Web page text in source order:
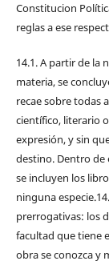
Constitucion
reglas a ese
14.1. A partir de la
materia, se
recae sobre todas
científico, literario
expresión, y sin
destino. Dentro de
se incluyen los
ninguna
prerrogativas: los
facultad que tiene
obra se conozca y